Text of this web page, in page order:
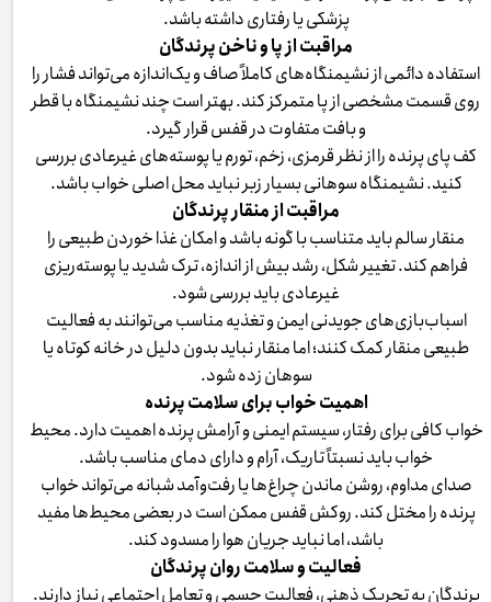
پزشکی یا رفتاری داشته باشد.
مراقبت از پا و ناخن پرندگان
استفاده دائمی از نشیمنگاه‌های کاملاً صاف و یک‌اندازه می‌تواند فشار را
روی قسمت مشخصی از پا متمرکز کند. بهتر است چند نشیمنگاه با قطر
و بافت متفاوت در قفس قرار گیرد.
کف پای پرنده را از نظر قرمزی، زخم، تورم یا پوسته‌های غیرعادی بررسی
کنید. نشیمنگاه سوهانی بسیار زبر نباید محل اصلی خواب باشد.
مراقبت از منقار پرندگان
منقار سالم باید متناسب با گونه باشد و امکان غذا خوردن طبیعی را
فراهم کند. تغییر شکل، رشد بیش از اندازه، ترک شدید یا پوسته‌ریزی
غیرعادی باید بررسی شود.
اسباب‌بازی‌های جویدنی ایمن و تغذیه مناسب می‌توانند به فعالیت
طبیعی منقار کمک کنند؛ اما منقار نباید بدون دلیل در خانه کوتاه یا
سوهان زده شود.
اهمیت خواب برای سلامت پرنده
خواب کافی برای رفتار، سیستم ایمنی و آرامش پرنده اهمیت دارد. محیط
خواب باید نسبتاً تاریک، آرام و دارای دمای مناسب باشد.
صدای مداوم، روشن ماندن چراغ‌ها یا رفت‌وآمد شبانه می‌تواند خواب
پرنده را مختل کند. روکش قفس ممکن است در بعضی محیط‌ها مفید
باشد، اما نباید جریان هوا را مسدود کند.
فعالیت و سلامت روان پرندگان
پرندگان به تحریک ذهنی، فعالیت جسمی و تعامل اجتماعی نیاز دارند.